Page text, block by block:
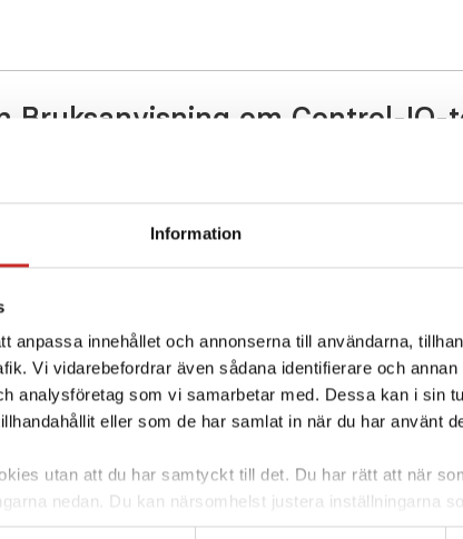
Information
anpassa innehållet och annonserna till användarna,
Vi vidarebefordrar även sådana identifierare och
analysföretag som vi samarbetar med. Dessa kan i sin
eller som de har samlat in när du har använt
utan att du har samtyckt till det. Du har rätt att när
nedan. Du kan närsomhelst justera inställningarna
du att inte ge ditt samtycke kommer vi enbart
Bruksanvisning om Control-IQ-
BRUKSANVISNING - 360 SIDOR
Control-IQ-teknologi
mjukvara 7.7 och
Besök och ladda ner
IQ-teknologi